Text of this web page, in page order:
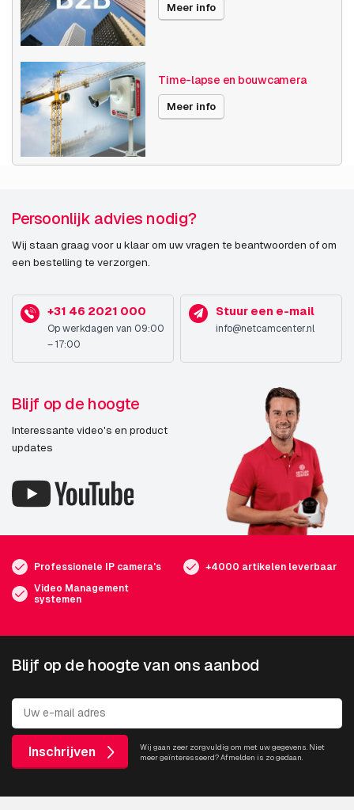
Meer info
Time-lapse en bouwcamera
Meer info
Persoonlijk advies nodig?
Wij staan graag voor u klaar om uw vragen te beantwoorden of om
een bestelling te verzorgen.
+31 46 2021 000
Op werkdagen van 09:00
– 17:00
Stuur een e-mail
info@netcamcenter.nl
Blijf op de hoogte
Interessante video's en product
updates
Professionele IP camera's
+4000 artikelen leverbaar
Video Management
systemen
Blijf op de hoogte van ons aanbod
Inschrijven
Wij gaan zeer zorgvuldig om met uw gegevens. Niet
meer geïnteresseerd? Afmelden is zo gedaan.